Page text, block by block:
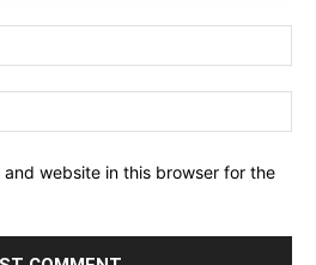
and website in this browser for the